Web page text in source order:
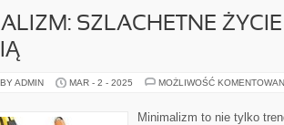
SZLACHETNE
ADMIN MAR - 2 - 2025 MOŻLIWOŚĆ
Minimalizm to nie tylko